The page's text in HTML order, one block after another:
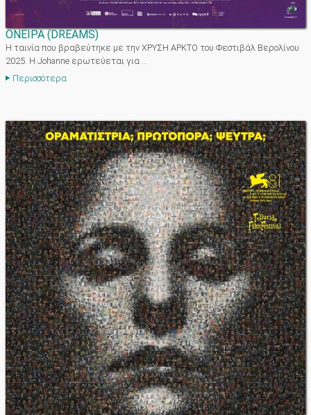
ΟΝΕΙΡΑ (DREAMS)
Η ταινία που βραβεύτηκε με την ΧΡΥΣΗ ΑΡΚΤΟ του Φεστιβάλ Βερολίνου
2025. Η Johanne ερωτεύεται για ...
Περισσότερα